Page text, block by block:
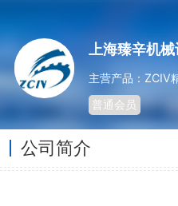
上海臻辛机
普通会员
公司简介